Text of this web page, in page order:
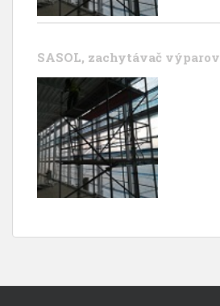
SASOL, zachytávač výparov